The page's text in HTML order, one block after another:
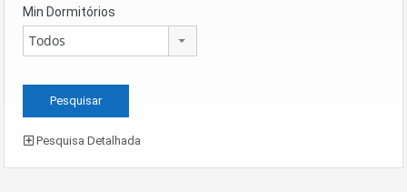
Min Dormitórios
Todos
Pesquisa Detalhada